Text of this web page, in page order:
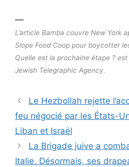
—
L’article Bamba couvre New York
Slope Food Coop pour boycotter
Quelle est la prochaine étape ?
Jewish Telegraphic Agency.
Le Hezbollah rejette
feu négocié par les États-
Liban et Israël
La Brigade juive a
Italie. Désormais, ses